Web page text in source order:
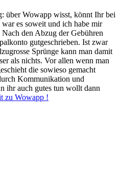
über Wowapp wisst, könnt Ihr bei
es soweit und ich habe mir
den Abzug der Gebühren
gutgeschrieben. Ist zwar
Sprünge kann man damit
als nichts. Vor allen wenn man
die sowieso gemacht
Kommunikation und
ihr auch gutes tun wollt dann
zu Wowapp !